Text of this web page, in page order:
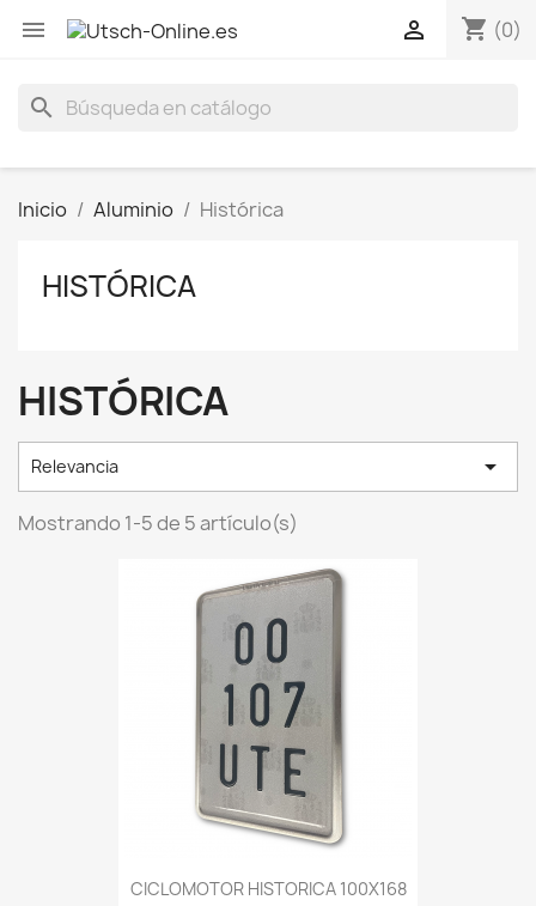
 shopping_cart (0)

search
Inicio Aluminio Histórica
HISTÓRICA
HISTÓRICA
Relevancia 
Mostrando 1-5 de 5 artículo(s)
CICLOMOTOR HISTORICA 100X168